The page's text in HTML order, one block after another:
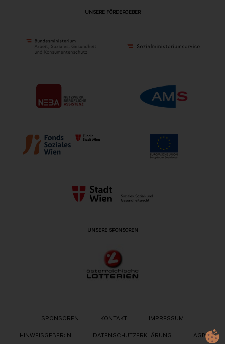
UNSERE FÖRDERGEBER
UNSERE SPONSOREN
METANAVIGATION
SPONSOREN KONTAKT IMPRESSUM
HINWEISGEBER:IN DATENSCHUTZERKLÄRUNG AGB